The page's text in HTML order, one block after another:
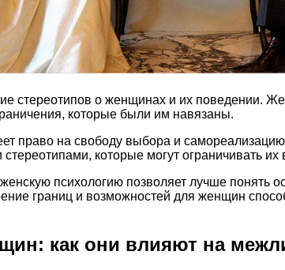
стереотипов о женщинах и их поведении.
которые были им навязаны.
право на свободу выбора и
которые могут ограничивать их
психологию позволяет лучше понять
границ и возможностей для женщин
как они влияют на